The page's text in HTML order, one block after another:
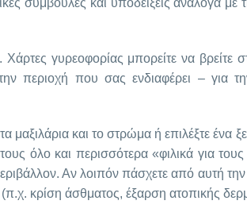
συμβουλές και υποδείξεις ανάλογα
γυρεοφορίας μπορείτε να βρείτε
περιοχή που σας ενδιαφέρει – για
μαξιλάρια και το στρώμα ή επιλέξτε ένα
όλο και περισσότερα «φιλικά για
Αν λοιπόν πάσχετε από αυτή την
κρίση άσθματος, έξαρση ατοπικής